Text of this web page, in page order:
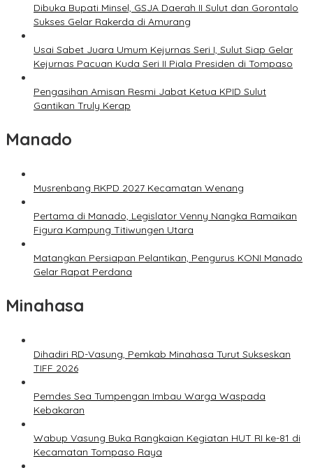
Dibuka Bupati Minsel, GSJA Daerah II Sulut dan Gorontalo
Sukses Gelar Rakerda di Amurang
Usai Sabet Juara Umum Kejurnas Seri I, Sulut Siap Gelar
Kejurnas Pacuan Kuda Seri II Piala Presiden di Tompaso
Pengasihan Amisan Resmi Jabat Ketua KPID Sulut
Gantikan Truly Kerap
Manado
Musrenbang RKPD 2027 Kecamatan Wenang
Pertama di Manado, Legislator Venny Nangka Ramaikan
Figura Kampung Titiwungen Utara
Matangkan Persiapan Pelantikan, Pengurus KONI Manado
Gelar Rapat Perdana
Minahasa
Dihadiri RD-Vasung, Pemkab Minahasa Turut Sukseskan
TIFF 2026
Pemdes Sea Tumpengan Imbau Warga Waspada
Kebakaran
Wabup Vasung Buka Rangkaian Kegiatan HUT RI ke-81 di
Kecamatan Tompaso Raya